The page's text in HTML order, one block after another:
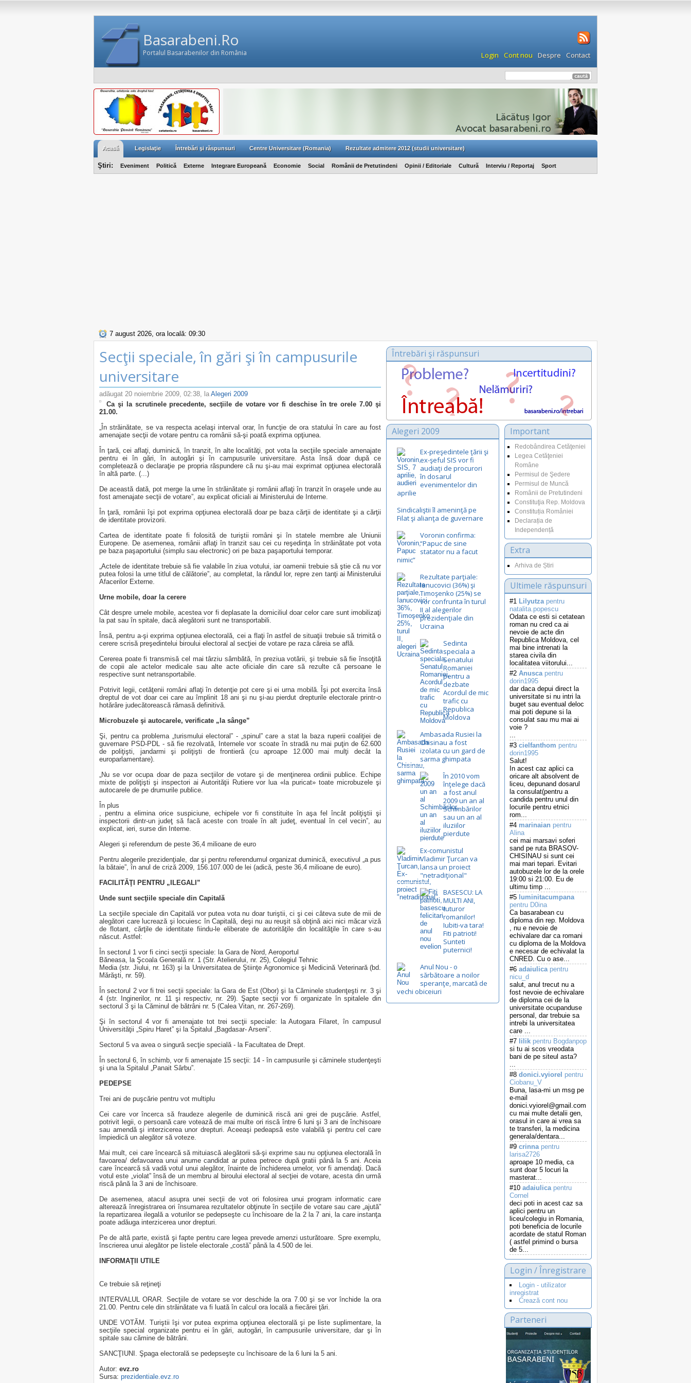
Basarabeni.Ro
Portalul Basarabenilor din România Login Cont nou Despre Contact
Acasă Legislaţie Întrebări şi răspunsuri Centre Universitare (Romania) Rezultate admitere 2012 (studii universitare)
Ştiri: Eveniment Politică Externe Integrare Europeană Economie Social Românii de Pretutindeni Opinii / Editoriale Cultură Interviu / Reportaj Sport
7 august 2026, ora locală: 09:30
Secţii speciale, în gări şi în campusurile
universitare
adăugat 20 noiembrie 2009, 02:38, la Alegeri 2009
Ca şi la scrutinele precedente, secţiile de votare vor fi deschise în tre orele 7.00 şi
21.00.
„În străinătate, se va respecta acelaşi interval orar, în funcţie de ora statului în care au fost
amenajate secţii de votare pentru ca românii să-şi poată exprima opţiunea.
În ţară, cei aflaţi, duminică, în tranzit, în alte localităţi, pot vota la secţiile speciale amenajate
pentru ei în gări, în autogări şi în campusurile universitare. Asta însă doar după ce
completează o declaraţie pe propria răspundere că nu şi-au mai exprimat opţiunea electorală
în altă parte. (...)
De această dată, pot merge la urne în străinătate şi românii aflaţi în tranzit în oraşele unde au
fost amenajate secţii de votare”, au explicat oficiali ai Ministerului de Interne.
În ţară, românii îşi pot exprima opţiunea electorală doar pe baza cărţii de identitate şi a cărţii
de identitate provizorii.
Cartea de identitate poate fi folosită de turiştii români şi în statele membre ale Uniunii
Europene. De asemenea, românii aflaţi în tranzit sau cei cu reşedinţa în străinătate pot vota
pe baza paşaportului (simplu sau electronic) ori pe baza paşaportului temporar.
„Actele de identitate trebuie să fie valabile în ziua votului, iar oamenii trebuie să ştie că nu vor
putea folosi la urne titlul de călătorie”, au completat, la rândul lor, repre zen tanţi ai Ministerului
Afacerilor Externe.
Urne mobile, doar la cerere
Cât despre urnele mobile, acestea vor fi deplasate la domiciliul doar celor care sunt imobilizaţi
la pat sau în spitale, dacă alegătorii sunt ne transportabili.
Însă, pentru a-şi exprima opţiunea electorală, cei a flaţi în astfel de situaţii trebuie să trimită o
cerere scrisă preşedintelui biroului electoral al secţiei de votare pe raza căreia se află.
Cererea poate fi transmisă cel mai târziu sâmbătă, în preziua votării, şi trebuie să fie însoţită
de copii ale actelor medicale sau alte acte oficiale din care să rezulte că persoane le
respective sunt netransportabile.
Potrivit legii, cetăţenii români aflaţi în detenţie pot cere şi ei urna mobilă. Îşi pot exercita însă
dreptul de vot doar cei care au împlinit 18 ani şi nu şi-au pierdut drepturile electorale printr-o
hotărâre judecătorească rămasă definitivă.
Microbuzele şi autocarele, verificate „la sânge”
Şi, pentru ca problema „turismului electoral” - „spinul” care a stat la baza ruperii coaliţiei de
guvernare PSD-PDL - să fie rezolvată, Internele vor scoate în stradă nu mai puţin de 62.600
de poliţişti, jandarmi şi poliţişti de frontieră (cu aproape 12.000 mai mulţi decât la
europarlamentare).
„Nu se vor ocupa doar de paza secţiilor de votare şi de menţinerea ordinii publice. Echipe
mixte de poliţişti şi inspectori ai Autorităţii Rutiere vor lua «la puricat» toate microbuzele şi
autocarele de pe drumurile publice.
În plus
, pentru a elimina orice suspiciune, echipele vor fi constituite în aşa fel încât poliţiştii şi
inspectorii dintr-un judeţ să facă aceste con troale în alt judeţ, eventual în cel vecin”, au
explicat, ieri, surse din Interne.
Alegeri şi referendum de peste 36,4 milioane de euro
Pentru alegerile prezidenţiale, dar şi pentru referendumul organizat duminică, executivul „a pus
la bătaie”, în anul de criză 2009, 156.107.000 de lei (adică, peste 36,4 milioane de euro).
FACILITĂŢI PENTRU „ILEGALI”
Unde sunt secţiile speciale din Capitală
La secţiile speciale din Capitală vor putea vota nu doar turiştii, ci şi cei câteva sute de mii de
alegători care lucrează şi locuiesc în Capitală, deşi nu au reuşit să obţină aici nici măcar viză
de flotant, cărţile de identitate fiindu-le eliberate de autorităţile din localităţile în care s-au
născut. Astfel:
În sectorul 1 vor fi cinci secţii speciale: la Gara de Nord, Aeroportul
Băneasa, la Şcoala Generală nr. 1 (Str. Atelierului, nr. 25), Colegiul Tehnic
Media (str. Jiului, nr. 163) şi la Universitatea de Ştiinţe Agronomice şi Medicină Veterinară (bd.
Mărăşti, nr. 59).
În sectorul 2 vor fi trei secţii speciale: la Gara de Est (Obor) şi la Căminele studenţeşti nr. 3 şi
4 (str. Inginerilor, nr. 11 şi respectiv, nr. 29). Şapte secţii vor fi organizate în spitalele din
sectorul 3 şi la Căminul de bătrâni nr. 5 (Calea Vitan, nr. 267-269).
Şi în sectorul 4 vor fi amenajate tot trei secţii speciale: la Autogara Filaret, în campusul
Universităţii „Spiru Haret” şi la Spitalul „Bagdasar- Arseni”.
Sectorul 5 va avea o singură secţie specială - la Facultatea de Drept.
În sectorul 6, în schimb, vor fi amenajate 15 secţii: 14 - în campusurile şi căminele studenţeşti
şi una la Spitalul „Panait Sârbu”.
PEDEPSE
Trei ani de puşcărie pentru vot multiplu
Cei care vor încerca să fraudeze alegerile de duminică riscă ani grei de puşcărie. Astfel,
potrivit legii, o persoană care votează de mai multe ori riscă între 6 luni şi 3 ani de închisoare
sau amendă şi interzicerea unor drepturi. Aceeaşi pedeapsă este valabilă şi pentru cel care
împiedică un alegător să voteze.
Mai mult, cei care încearcă să mituiască alegătorii să-şi exprime sau nu opţiunea electorală în
favoarea/ defavoarea unui anume candidat ar putea petrece după gratii până la 5 ani. Aceia
care încearcă să vadă votul unui alegător, înainte de închiderea urnelor, vor fi amendaţi. Dacă
votul este „violat” însă de un membru al biroului electoral al secţiei de votare, acesta din urmă
riscă până la 3 ani de închisoare.
De asemenea, atacul asupra unei secţii de vot ori folosirea unui program informatic care
alterează înregistrarea ori însumarea rezultatelor obţinute în secţiile de votare sau care „ajută”
la repartizarea ilegală a voturilor se pedepseşte cu închisoare de la 2 la 7 ani, la care instanţa
poate adăuga interzicerea unor drepturi.
Pe de altă parte, există şi fapte pentru care legea prevede amenzi usturătoare. Spre exemplu,
înscrierea unui alegător pe listele electorale „costă” până la 4.500 de lei.
INFORMAŢII UTILE
Ce trebuie să reţineţi
INTERVALUL ORAR. Secţiile de votare se vor deschide la ora 7.00 şi se vor închide la ora
21.00. Pentru cele din străinătate va fi luată în calcul ora locală a fiecărei ţări.
UNDE VOTĂM. Turiştii îşi vor putea exprima opţiunea electorală şi pe liste suplimentare, la
secţiile special organizate pentru ei în gări, autogări, în campusurile universitare, dar şi în
spitale sau cămine de bătrâni.
SANCŢIUNI. Şpaga electorală se pedepseşte cu închisoare de la 6 luni la 5 ani.
Autor: evz.ro
Sursa: prezidentiale.evz.ro
Întrebări şi răspunsuri
Important
Redobândirea Cetăţeniei
Legea Cetăţeniei
Române
Permisul de Şedere
Permisul de Muncă
Românii de Pretutindeni
Constituţia Rep. Moldova
Constituția României
Declarația de
Independență
Extra
Arhiva de Știri
Ultimele răspunsuri
#1 Lilyutzapentru
natalita.popescu
Odata ce esti si cetatean
roman nu cred ca ai
nevoie de acte din
Republica Moldova, cel
mai bine intrenati la
starea civila din
localitatea viitorului...
#2 Anuscapentru
dorin1995
dar daca depui direct la
universitate si nu intri la
buget sau eventual deloc
mai poti depune si la
consulat sau mu mai ai
voie ?
...
#3 cielfanthom pentru
dorin1995
Salut!
In acest caz aplici ca
oricare alt absolvent de
liceu, depunand dosarul
la consulat(pentru a
candida pentru unul din
locurile pentru etnici
rom...
#4 marinaian pentru
Alina
cei mai marsavi soferi
sand pe ruta BRASOV-
CHISINAU si sunt cei
mai mari tepari. Evitari
autobuzele lor de la orele
19:00 si 21:00. Eu de
ultimu timp ...
#5 luminitacumpana
pentru D0ina
Ca basarabean cu
diploma din rep. Moldova
, nu e nevoie de
echivalare dar ca romani
cu diploma de la Moldova
e necesar de echivalat la
CNRED. Cu o ase...
#6 adaiulicapentru
nicu_d
salut, anul trecut nu a
fost nevoie de echivalare
de diploma cei de la
universitate ocupanduse
personal, dar trebuie sa
intrebi la universitatea
care ...
#7 lilik pentru Bogdanpop
si tu ai scos vreodata
bani de pe siteul asta?
...
#8 donici.vyiorel pentru
Ciobanu_V
Buna, lasa-mi un msg pe
e-mail
donici.vyiorel@gmail.com
cu mai multe detalii gen,
orasul in care ai vrea sa
te transferi, la medicina
generala/dentara...
#9 crinnapentru
larisa2726
aproape 10 media, ca
sunt doar 5 locuri la
masterat...
#10 adaiulicapentru
Cornel
deci poti in acest caz sa
aplici pentru un
liceu/colegiu in Romania,
poti beneficia de locurile
acordate de statul Roman
( astfel primind o bursa
de 5...
Login / Înregistrare
Login - utilizator
inregistrat
Crează cont nou
Parteneri
Alegeri 2009
Ex-preşedintele ţării şi
ex-şeful SIS vor fi
audiaţi de procurori
în dosarul
evenimentelor din
aprilie
Sindicaliştii îl ameninţă pe
Filat şi alianţa de guvernare
Voronin confirma:
“Papuc de sine
statator nu a facut
nimic”
Rezultate parţiale:
Ianucovici (36%) şi
Timoşenko (25%) se
vor confrunta în turul
II al alegerilor
prezidenţiale din
Ucraina
Sedinta
speciala a
Senatului
Romaniei
pentru a
dezbate
Acordul de mic
trafic cu
Republica
Moldova
Ambasada Rusiei la
Chisinau a fost
izolata cu un gard de
sarma ghimpata
În 2010 vom
înţelege dacă
a fost anul
2009 un an al
Schimbărilor
sau un an al
iluziilor
pierdute
Ex-comunistul
Vladimir Ţurcan va
lansa un proiect
"netradiţional"
BASESCU: LA
MULTI ANI,
tuturor
romanilor!
Iubiti-va tara!
Fiti patrioti!
Sunteti
puternici!
Anul Nou - o
sărbătoare a noilor
speranţe, marcată de
vechi obiceiuri